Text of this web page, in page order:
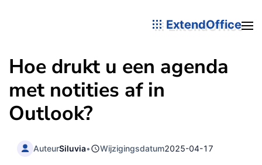
ExtendOffice
Hoe drukt u een agenda
met notities af in
Outlook?
AuteurSiluvia• Wijzigingsdatum2025-04-17